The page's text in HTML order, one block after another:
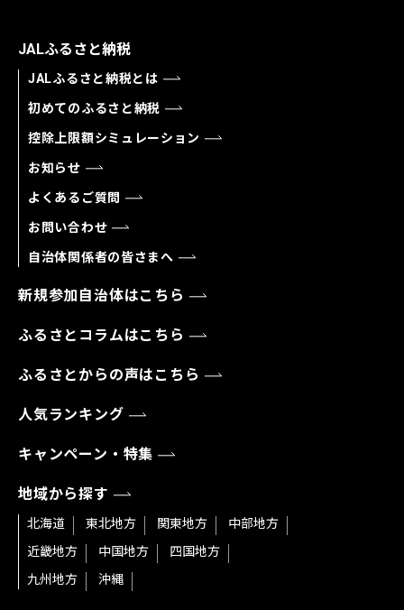
JALふるさと納税
JALふるさと納税とは
初めてのふるさと納税
控除上限額シミュレーション
お知らせ
よくあるご質問
お問い合わせ
自治体関係者の皆さまへ
新規参加自治体はこちら
ふるさとコラムはこちら
ふるさとからの声はこちら
人気ランキング
キャンペーン・特集
地域から探す
北海道 東北地方 関東地方
中部地方
近畿地方
中国地方
四国地方
九州地方
沖縄